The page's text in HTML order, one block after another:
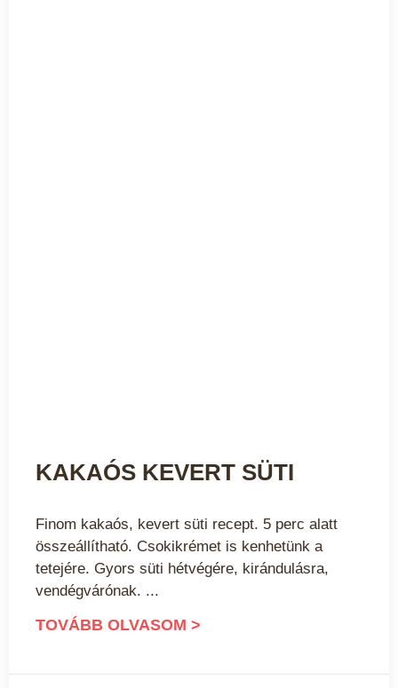
KAKAÓS KEVERT SÜTI
Finom kakaós, kevert süti recept. 5 perc alatt
összeállítható. Csokikrémet is kenhetünk a
tetejére. Gyors süti hétvégére, kirándulásra,
vendégvárónak.
TOVÁBB OLVASOM >